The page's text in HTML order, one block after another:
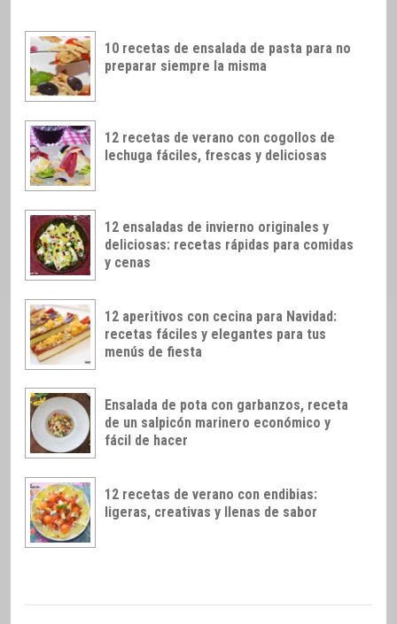
10 recetas de ensalada de pasta para no
preparar siempre la misma
12 recetas de verano con cogollos de
lechuga fáciles, frescas y deliciosas
12 ensaladas de invierno originales y
deliciosas: recetas rápidas para comidas
y cenas
12 aperitivos con cecina para Navidad:
recetas fáciles y elegantes para tus
menús de fiesta
Ensalada de pota con garbanzos, receta
de un salpicón marinero económico y
fácil de hacer
12 recetas de verano con endibias:
ligeras, creativas y llenas de sabor